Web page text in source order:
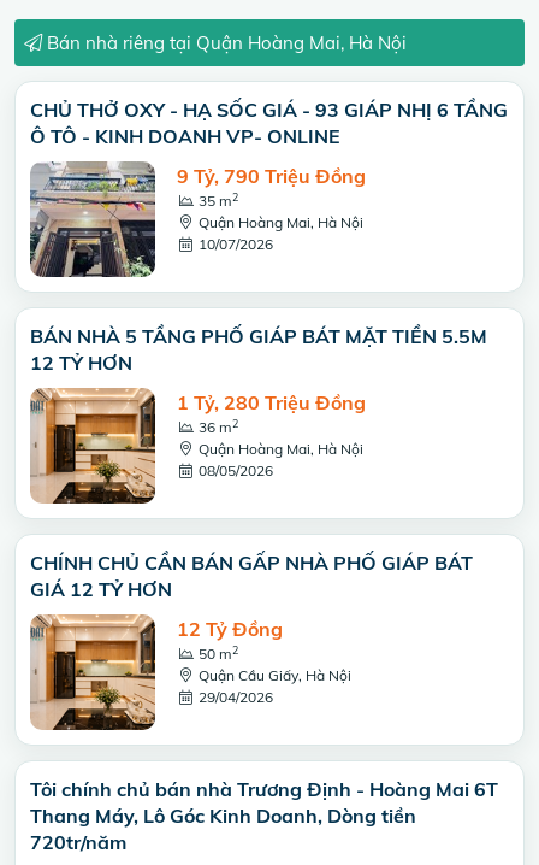
Bán nhà riêng tại Quận Hoàng Mai, Hà Nội
CHỦ THỞ OXY - HẠ SỐC GIÁ - 93 GIÁP NHỊ 6 TẦNG
Ô TÔ - KINH DOANH VP- ONLINE
9 Tỷ, 790 Triệu Đồng
35 m2
Quận Hoàng Mai, Hà Nội
10/07/2026
BÁN NHÀ 5 TẦNG PHỐ GIÁP BÁT MẶT TIỀN 5.5M
12 TỶ HƠN
1 Tỷ, 280 Triệu Đồng
36 m2
Quận Hoàng Mai, Hà Nội
08/05/2026
CHÍNH CHỦ CẦN BÁN GẤP NHÀ PHỐ GIÁP BÁT
GIÁ 12 TỶ HƠN
12 Tỷ Đồng
50 m2
Quận Cầu Giấy, Hà Nội
29/04/2026
Tôi chính chủ bán nhà Trương Định - Hoàng Mai 6T
Thang Máy, Lô Góc Kinh Doanh, Dòng tiền
720tr/năm